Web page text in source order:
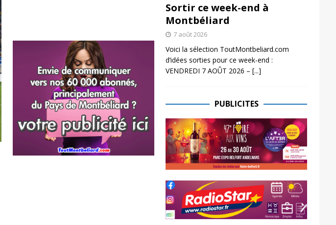
Sortir ce week-end à
Montbéliard
7 août 2026
Voici la sélection ToutMontbeliard.com
d’idées sorties pour ce week-end :
VENDREDI 7 AOÛT 2026 – [...]
PUBLICITES